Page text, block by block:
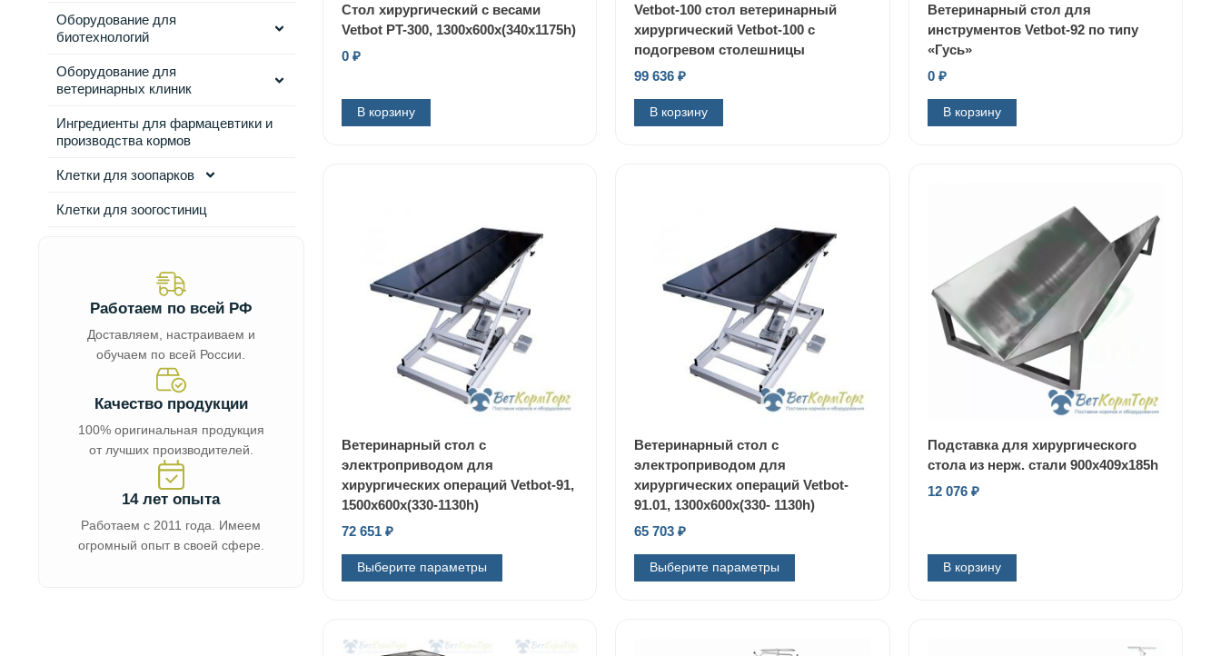
Оборудование для
биотехнологий
Оборудование для
ветеринарных клиник
Ингредиенты для фармацевтики и
производства кормов
Клетки для зоопарков
Клетки для зоогостиниц
Работаем по всей РФ
Доставляем, настраиваем и
обучаем по всей России.
Качество продукции
100% оригинальная продукция
от лучших производителей.
14 лет опыта
Работаем с 2011 года. Имеем
огромный опыт в своей сфере.
Cтол хирургический с весами
Vetbot PT-300, 1300х600х(340х1175h)
0 ₽
В корзину
Vetbot-100 cтол ветеринарный
хирургический Vetbot-100 с
подогревом столешницы
99 636₽
В корзину
Ветеринарный стол для
инструментов Vetbot-92 по типу
«Гусь»
0 ₽
В корзину
Ветеринарный стол с
электроприводом для
хирургических операций Vetbot-91,
1500х600х(330-1130h)
72 651 ₽
Выберите параметры
Ветеринарный стол с
электроприводом для
хирургических операций Vetbot-
91.01, 1300х600х(330- 1130h)
65 703₽
Выберите параметры
Подставка для хирургического
стола из нерж. стали 900х409х185h
12 076 ₽
В корзину